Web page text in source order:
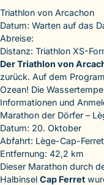
Triathlon von Arcachon
Datum: Warten auf das
Abreise:
Distanz: Triathlon XS-
Der Triathlon von
zurück. Auf dem
Ozean! Die
Informationen und
Marathon der Dörfer –
Datum: 20. Oktober
Abfahrt: Lège-Cap-Ferret
Entfernung: 42,2 km
Dieser Marathon durch
Halbinsel Cap Ferret